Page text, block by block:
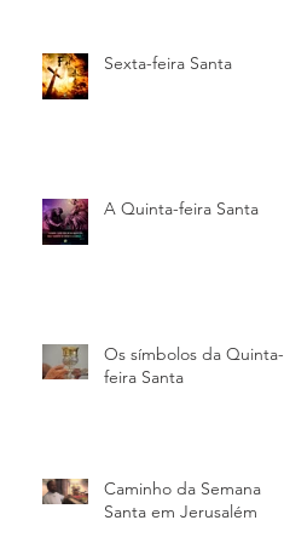
Sexta-feira Santa
A Quinta-feira Santa
Os símbolos da Quinta-
feira Santa
Caminho da Semana
Santa em Jerusalém